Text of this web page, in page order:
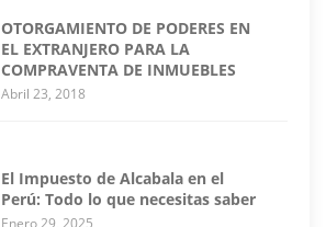
OTORGAMIENTO DE PODERES EN
EL EXTRANJERO PARA LA
COMPRAVENTA DE INMUEBLES
Abril 23, 2018
El Impuesto de Alcabala en el
Perú: Todo lo que necesitas saber
Enero 29, 2025